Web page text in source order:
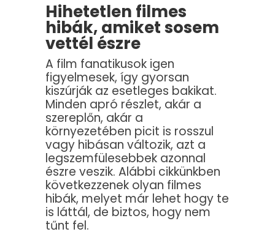
Hihetetlen filmes
hibák, amiket sosem
vettél észre
A film fanatikusok igen
figyelmesek, így gyorsan
kiszúrják az esetleges bakikat.
Minden apró részlet, akár a
szereplőn, akár a
környezetében picit is rosszul
vagy hibásan változik, azt a
legszemfülesebbek azonnal
észre veszik. Alábbi cikkünkben
következzenek olyan filmes
hibák, melyet már lehet hogy te
is láttál, de biztos, hogy nem
tűnt fel.